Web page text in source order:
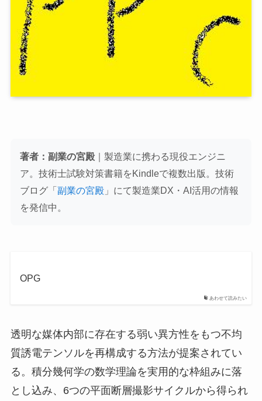
著者：副業の宮殿｜製造業に携わる現役エンジニ
ア。技術士試験対策書籍をKindleで複数出版。技術
ブログ「副業の宮殿 」にて製造業DX・AI活用の情報
を発信中。
あわせて読みたい
OPG
透明な媒体内部に存在する弱い異方性をもつ不均
質誘電テンソルを再構成する方法が提案されてい
る。積分幾何学の数学理論を実用的な枠組みに落
とし込み、6つの平面断層撮影サイクルから得られ